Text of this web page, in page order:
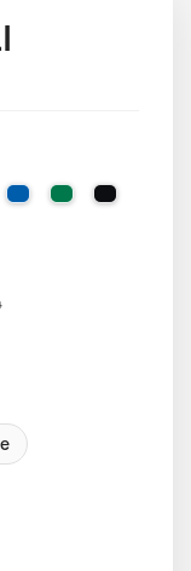
LAVENDER
051 GENTIAN BLUE
061 GREEN
070